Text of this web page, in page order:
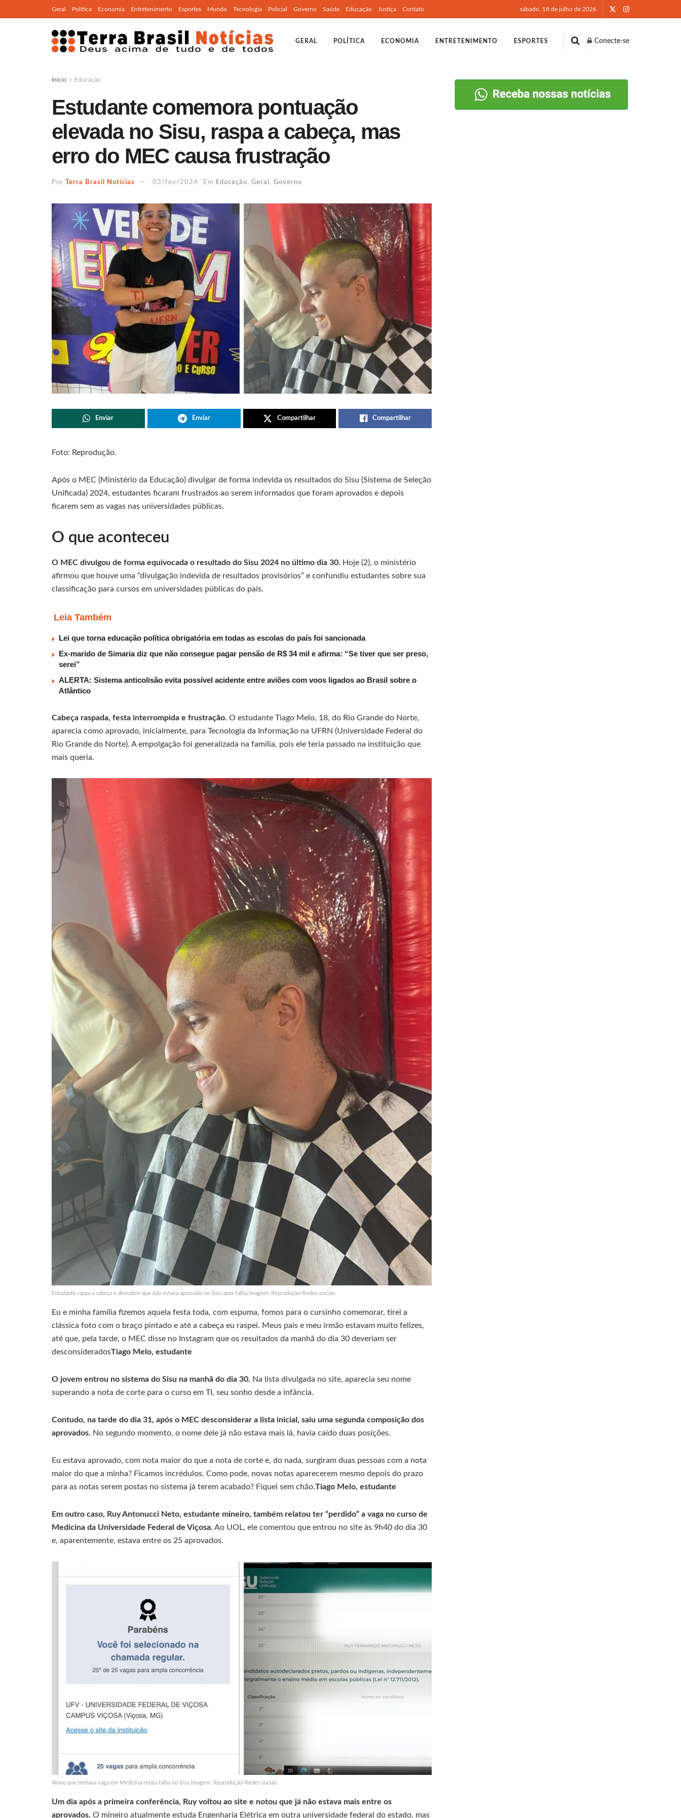
Geral Política Economia Entretenimento Esportes Mundo Tecnologia Policial Governo Saúde Educação Justiça Contato sábado, 18 de julho de 2026
GERAL POLÍTICA ECONOMIA ENTRETENIMENTO ESPORTES Conecte-se
Início Educação
Estudante comemora pontuação
elevada no Sisu, raspa a cabeça, mas
erro do MEC causa frustração
Por Terra Brasil Notícias 03/fev/2024 Em Educação, Geral , Governo
Enviar Enviar Compartilhar Compartilhar
Foto: Reprodução.
Após o MEC (Ministério da Educação) divulgar de forma indevida os resultados do Sisu (Sistema de Seleção
Unificada) 2024, estudantes ficaram frustrados ao serem informados que foram aprovados e depois
ficarem sem as vagas nas universidades públicas.
O que aconteceu
O MEC divulgou de forma equivocada o resultado do Sisu 2024 no último dia 30. Hoje (2), o ministério
afirmou que houve uma “divulgação indevida de resultados provisórios” e confundiu estudantes sobre sua
classificação para cursos em universidades públicas do país.
Leia Também
Lei que torna educação política obrigatória em todas as escolas do país foi sancionada
Ex-marido de Simaria diz que não consegue pagar pensão de R$ 34 mil e afirma: “Se tiver que ser preso,
serei”
ALERTA: Sistema anticolisão evita possível acidente entre aviões com voos ligados ao Brasil sobre o
Atlântico
Cabeça raspada, festa interrompida e frustração. O estudante Tiago Melo, 18, do Rio Grande do Norte,
aparecia como aprovado, inicialmente, para Tecnologia da Informação na UFRN (Universidade Federal do
Rio Grande do Norte). A empolgação foi generalizada na família, pois ele teria passado na instituição que
mais queria.
Estudante raspa a cabeça e descobre que não estava aprovado no Sisu após falha Imagem: Reprodução/Redes sociais
Eu e minha família fizemos aquela festa toda, com espuma, fomos para o cursinho comemorar, tirei a
clássica foto com o braço pintado e até a cabeça eu raspei. Meus pais e meu irmão estavam muito felizes,
até que, pela tarde, o MEC disse no Instagram que os resultados da manhã do dia 30 deveriam ser
desconsideradosTiago Melo, estudante
O jovem entrou no sistema do Sisu na manhã do dia 30. Na lista divulgada no site, aparecia seu nome
superando a nota de corte para o curso em TI, seu sonho desde a infância.
Contudo, na tarde do dia 31, após o MEC desconsiderar a lista inicial, saiu uma segunda composição dos
aprovados. No segundo momento, o nome dele já não estava mais lá, havia caído duas posições.
Eu estava aprovado, com nota maior do que a nota de corte e, do nada, surgiram duas pessoas com a nota
maior do que a minha? Ficamos incrédulos. Como pode, novas notas aparecerem mesmo depois do prazo
para as notas serem postas no sistema já terem acabado? Fiquei sem chão.Tiago Melo, estudante
Em outro caso, Ruy Antonucci Neto, estudante mineiro, também relatou ter “perdido” a vaga no curso de
Medicina da Universidade Federal de Viçosa. Ao UOL, ele comentou que entrou no site às 9h40 do dia 30
e, aparentemente, estava entre os 25 aprovados.
Aluno que tentava vaga em Medicina relata falha no Sisu Imagem: Reprodução/Redes sociais
Um dia após a primeira conferência, Ruy voltou ao site e notou que já não estava mais entre os
aprovados. O mineiro atualmente estuda Engenharia Elétrica em outra universidade federal do estado, mas